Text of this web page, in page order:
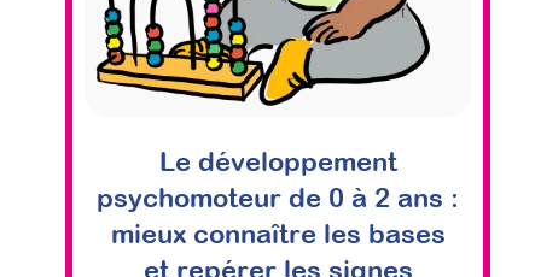
Le développement
psychomoteur de 0 à 2 ans :
mieux connaître les bases
et repérer les signes